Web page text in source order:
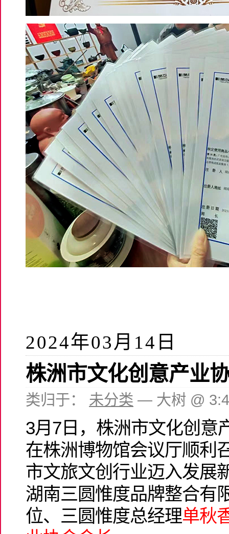
2024年03月14日
株洲市文化创意产业
类归于： 未分类 — 大树 @
3月7日，株洲市文化创意
在株洲博物馆会议厅顺利
市文旅文创行业迈入发展
湖南三圆惟度品牌整合有
位、三圆惟度总经理单秋